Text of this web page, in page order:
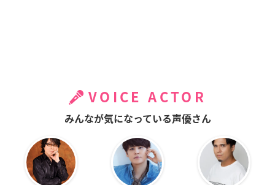
VOICE ACTOR
みんなが気になっている声優さん